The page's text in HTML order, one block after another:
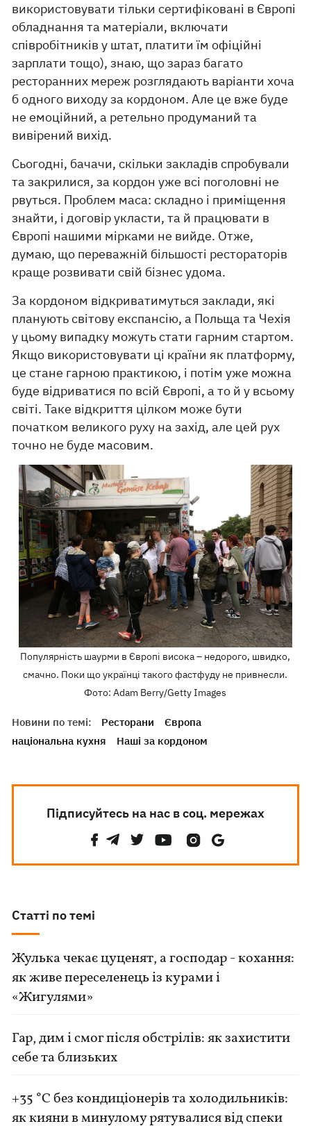
використовувати тільки сертифіковані в Європі
обладнання та матеріали, включати
співробітників у штат, платити їм офіційні
зарплати тощо), знаю, що зараз багато
ресторанних мереж розглядають варіанти хоча
б одного виходу за кордоном. Але це вже буде
не емоційний, а ретельно продуманий та
вивірений вихід.
Сьогодні, бачачи, скільки закладів спробували
та закрилися, за кордон уже всі поголовні не
рвуться. Проблем маса: складно і приміщення
знайти, і договір укласти, та й працювати в
Європі нашими мірками не вийде. Отже,
думаю, що переважній більшості рестораторів
краще розвивати свій бізнес удома.
За кордоном відкриватимуться заклади, які
планують світову експансію, а Польща та Чехія
у цьому випадку можуть стати гарним стартом.
Якщо використовувати ці країни як платформу,
це стане гарною практикою, і потім уже можна
буде відриватися по всій Європі, а то й у всьому
світі. Таке відкриття цілком може бути
початком великого руху на захід, але цей рух
точно не буде масовим.
Популярність шаурми в Європі висока – недорого, швидко,
смачно. Поки що українці такого фастфуду не привнесли.
Фото: Adam Berry/Getty Images
Новини по темі: Ресторани
Європа
національна кухня
Наші за кордоном
Підписуйтесь на нас в соц. мережах
Статті по темі
Жулька чекає цуценят, а господар - кохання:
як живе переселенець із курами і
«Жигулями»
Гар, дим і смог після обстрілів: як захистити
себе та близьких
+35 °C без кондиціонерів та холодильників:
як кияни в минулому рятувалися від спеки